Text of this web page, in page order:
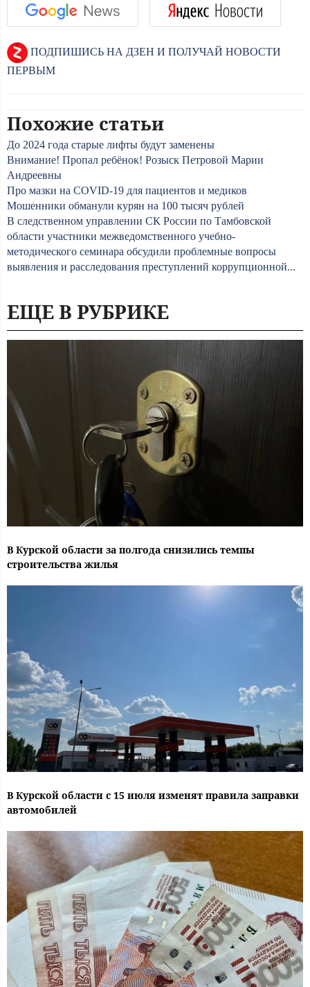
ПОДПИШИСЬ НА ДЗЕН И ПОЛУЧАЙ НОВОСТИ
ПЕРВЫМ
Похожие статьи
До 2024 года старые лифты будут заменены
Внимание! Пропал ребёнок! Розыск Петровой Марии
Андреевны
Про мазки на COVID-19 для пациентов и медиков
Мошенники обманули курян на 100 тысяч рублей
В следственном управлении СК России по Тамбовской
области участники межведомственного учебно-
методического семинара обсудили проблемные вопросы
выявления и расследования преступлений коррупционной...
ЕЩЕ В РУБРИКЕ
В Курской области за полгода снизились темпы
строительства жилья
В Курской области с 15 июля изменят правила заправки
автомобилей